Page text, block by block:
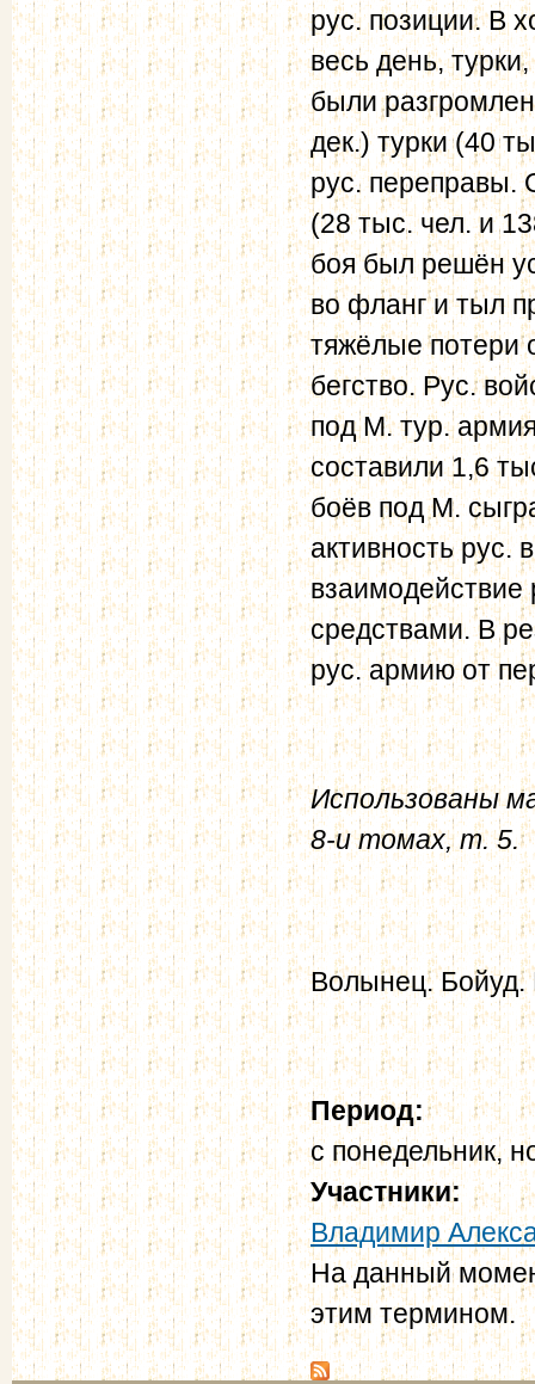
рус. позиции. В
весь день,
были
дек.) турки (40
рус. переправы.
(28 тыс. чел. и
боя был решён
во фланг и тыл
тяжёлые потери
бегство. Рус.
под М. тур.
составили 1,6
боёв под М.
активность рус.
средствами. В
рус. армию от
Использованы
8-и томах, т. 5.
Волынец. Бойуд.
Период:
с понедельник,
Участники:
Владимир
На данный
этим термином.